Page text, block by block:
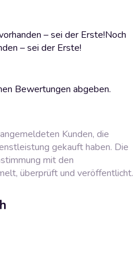
– sei der Erste!Noch
– sei der Erste!
Bewertungen abgeben.
Kunden, die
gekauft haben. Die
mit den
überprüft und veröffentlicht.